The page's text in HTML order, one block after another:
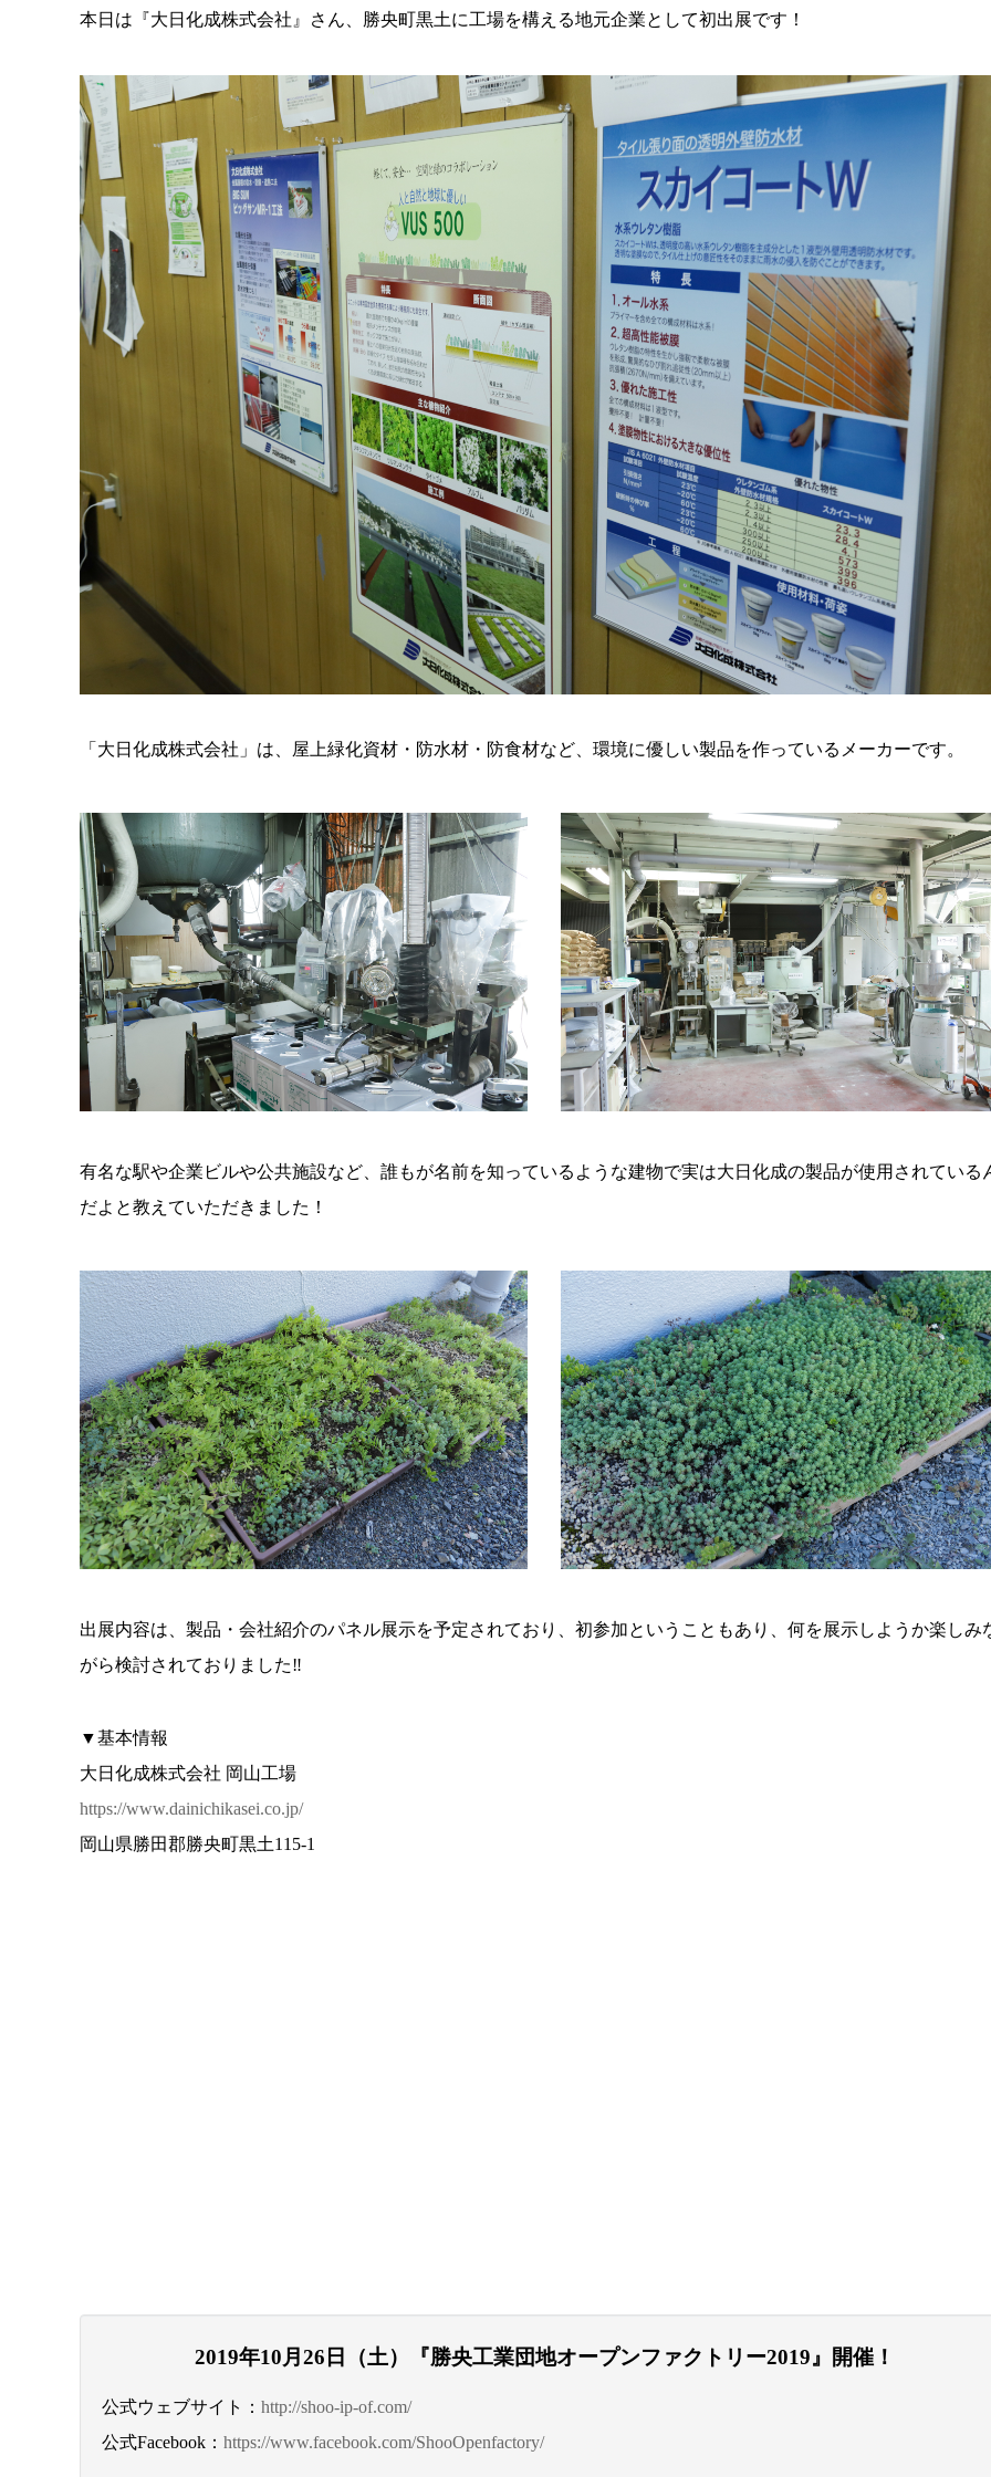
本日は『大日化成株式会社』さん、勝央町黒土に工場を構える地元企業として初出展です！
「大日化成株式会社」は、屋上緑化資材・防水材・防食材など、環境に優しい製品を作っているメーカーです。
有名な駅や企業ビルや公共施設など、誰もが名前を知っているような建物で実は大日化成の製品が使用されている
だよと教えていただきました！
出展内容は、製品・会社紹介のパネル展示を予定されており、初参加ということもあり、何を展示しようか楽しみ
がら検討されておりました‼
▼基本情報
大日化成株式会社 岡山工場
https://www.dainichikasei.co.jp/
岡山県勝田郡勝央町黒土115-1
2019年10月26日（土）『勝央工業団地オープンファクトリー2019』開催！
公式ウェブサイト： http://shoo-ip-of.com/
公式Facebook： https://www.facebook.com/ShooOpenfactory/